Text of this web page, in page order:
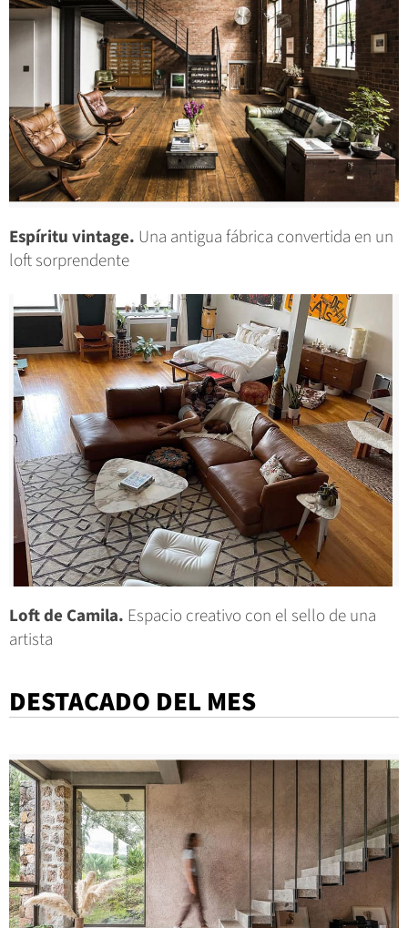
Espíritu vintage. Una antigua fábrica convertida en un
loft sorprendente
Loft de Camila. Espacio creativo con el sello de una
artista
DESTACADO DEL MES